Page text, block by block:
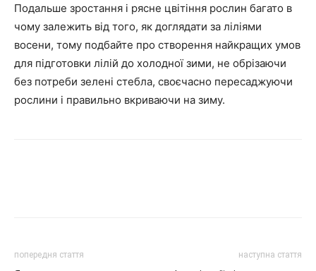
Подальше зростання і рясне цвітіння рослин багато в
чому залежить від того, як доглядати за ліліями
восени, тому подбайте про створення найкращих умов
для підготовки лілій до холодної зими, не обрізаючи
без потреби зелені стебла, своєчасно пересаджуючи
рослини і правильно вкриваючи на зиму.
попередня стаття наступна стаття